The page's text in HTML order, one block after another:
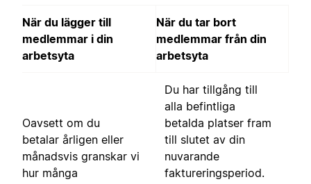
När du lägger till
medlemmar i din
arbetsyta
När du tar bort
medlemmar från din
arbetsyta
Oavsett om du
betalar årligen eller
månadsvis granskar vi
hur många
Du har tillgång till
alla befintliga
betalda platser fram
till slutet av din
nuvarande
faktureringsperiod.